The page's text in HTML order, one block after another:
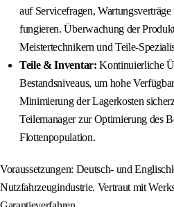
auf Servicefragen,
fungieren. Überwachung der
Meistertechnikern und Teile-
Teile & Inventar: Kontinuierliche
Bestandsniveaus, um hohe
Minimierung der Lagerkosten
Teilemanager zur Optimierung des
Flottenpopulation.
Voraussetzungen: Deutsch- und
Nutzfahrzeugindustrie. Vertraut mit